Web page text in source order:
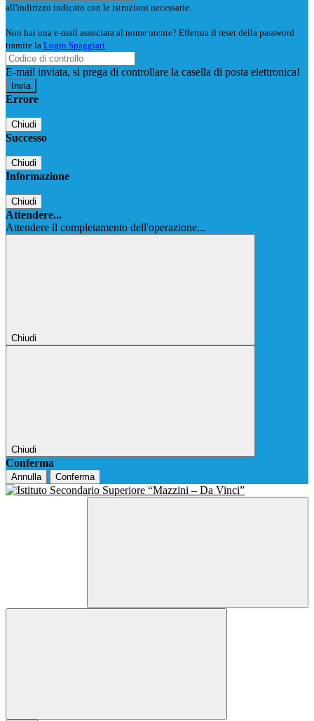
all'indirizzo indicato con le istruzioni necessarie.
Non hai una e-mail associata al nome utente? Effettua il reset della password
tramite la Login Spaggiari
E-mail inviata, si prega di controllare la casella di posta elettronica!
Errore
Chiudi
Successo
Chiudi
Informazione
Chiudi
Attendere...
Attendere il completamento dell'operazione...
Chiudi
Chiudi
Conferma
Annulla Conferma